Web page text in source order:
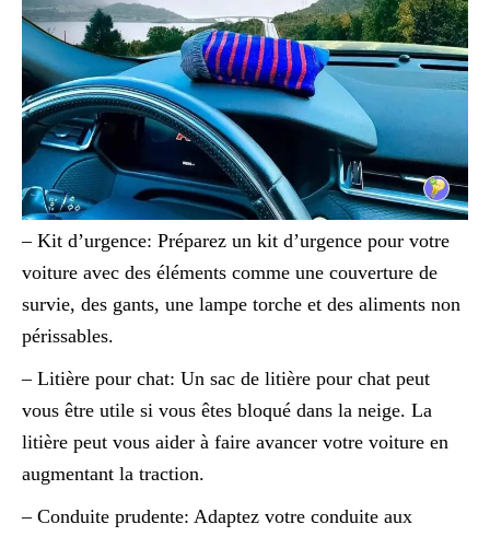
– Kit d’urgence: Préparez un kit d’urgence pour votre
voiture avec des éléments comme une couverture de
survie, des gants, une lampe torche et des aliments non
périssables.
– Litière pour chat: Un sac de litière pour chat peut
vous être utile si vous êtes bloqué dans la neige. La
litière peut vous aider à faire avancer votre voiture en
augmentant la traction.
– Conduite prudente: Adaptez votre conduite aux